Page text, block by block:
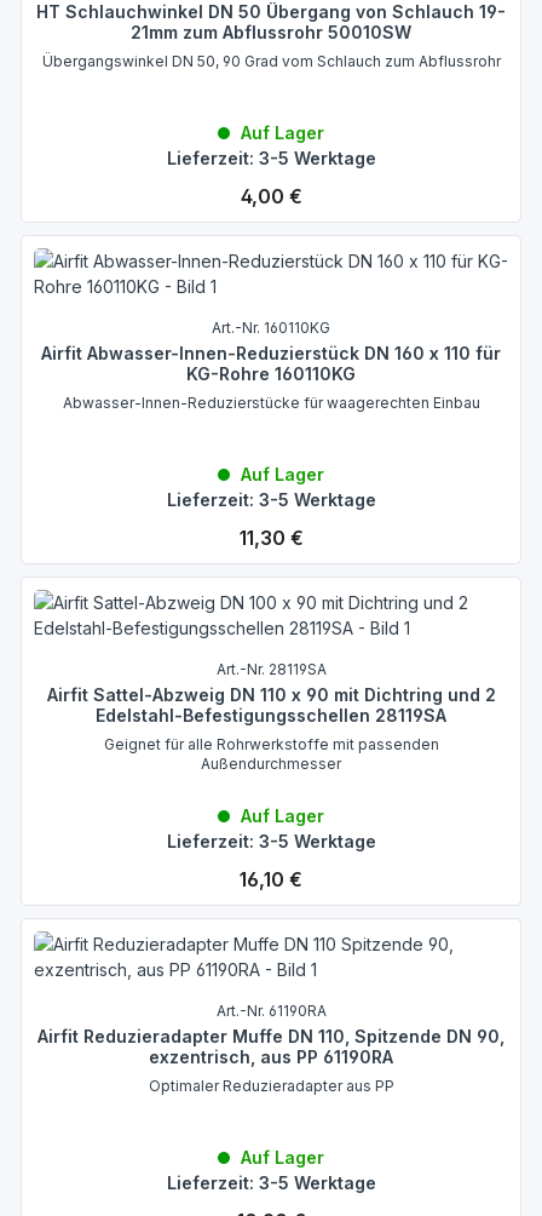
HT Schlauchwinkel DN 50 Übergang von Schlauch 19-
21mm zum Abflussrohr 50010SW
Übergangswinkel DN 50, 90 Grad vom Schlauch zum Abflussrohr
Auf Lager
Lieferzeit: 3-5 Werktage
Regulärer Preis:
4,00 €
Art.-Nr. 160110KG
Airfit Abwasser-Innen-Reduzierstück DN 160 x 110 für
KG-Rohre 160110KG
Abwasser-Innen-Reduzierstücke für waagerechten Einbau
Auf Lager
Lieferzeit: 3-5 Werktage
Regulärer Preis:
11,30 €
Art.-Nr. 28119SA
Airfit Sattel-Abzweig DN 110 x 90 mit Dichtring und 2
Edelstahl-Befestigungsschellen 28119SA
Geignet für alle Rohrwerkstoffe mit passenden
Außendurchmesser
Auf Lager
Lieferzeit: 3-5 Werktage
Regulärer Preis:
16,10 €
Art.-Nr. 61190RA
Airfit Reduzieradapter Muffe DN 110, Spitzende DN 90,
exzentrisch, aus PP 61190RA
Optimaler Reduzieradapter aus PP
Auf Lager
Lieferzeit: 3-5 Werktage